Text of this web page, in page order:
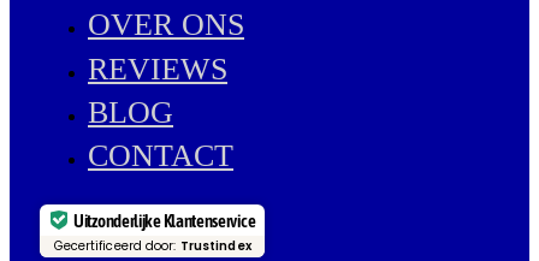
OVER ONS
REVIEWS
BLOG
CONTACT
Uitzonderlijke Klantenservice
Gecertificeerd door: Trustindex